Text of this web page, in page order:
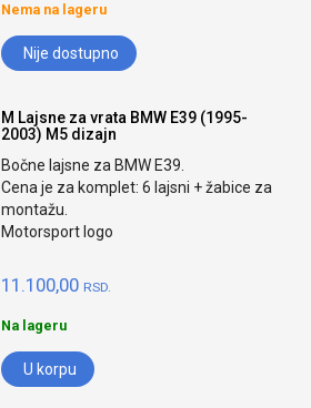
Nema na lageru
Nije dostupno
M Lajsne za vrata BMW E39 (1995-
2003) M5 dizajn
Bočne lajsne za BMW E39.
Cena je za komplet: 6 lajsni + žabice za
montažu.
Motorsport logo
11.100,00 RSD.
Na lageru
U korpu